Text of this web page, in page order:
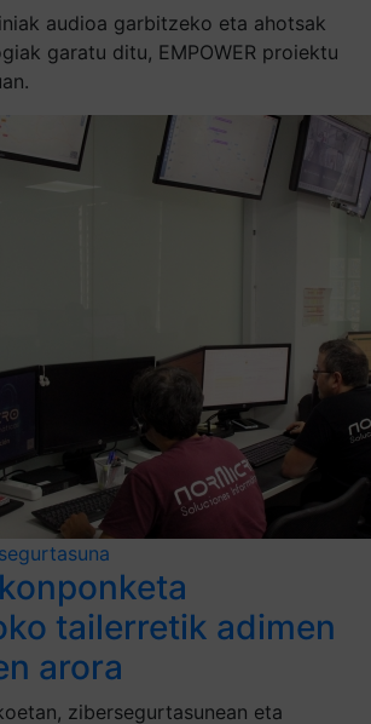
audioa garbitzeko eta ahotsak
garatu ditu, EMPOWER proiektu
tailerretik adimen
arora
zibersegurtasunean eta